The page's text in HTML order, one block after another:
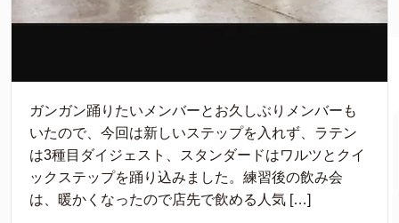
ガンガン踊りたいメンバーとお久しぶりメンバーも
いたので、今回は新しいステップを入れず、ラテン
は3種目ダイジェスト、スタンダードはワルツとクイ
ックステップを踊り込みました。練習後の飲み会
は、暖かくなったので店先で飲める人気 […]